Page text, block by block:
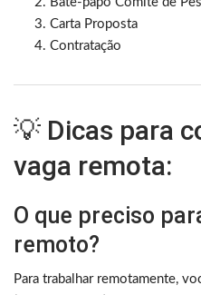
Carta Proposta
Contratação
💡 Dicas para
vaga remota:
O que preciso
remoto?
Para trabalhar remotamente,